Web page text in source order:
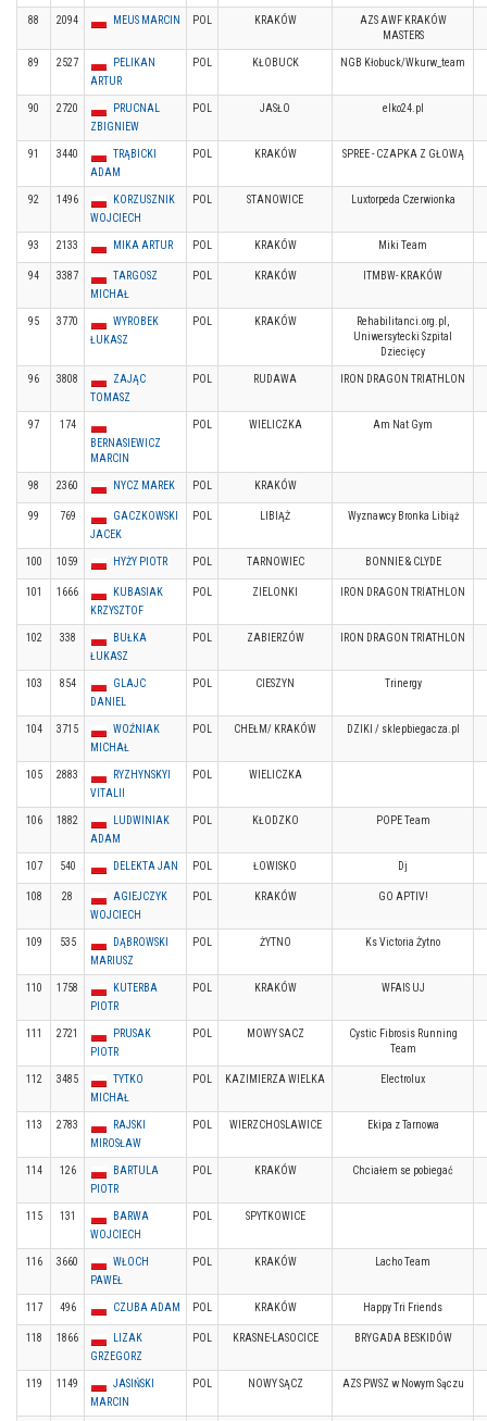
88 2094 MEUS MARCIN POL KRAKÓW
AZS AWF KRAKÓW
MASTERS
89 2527
PELIKAN
ARTUR
POL KŁOBUCK NGB Kłobuck/Wkurw_team
90 2720
PRUCNAL
ZBIGNIEW
POL JASŁO elko24.pl
91 3440
TRĄBICKI
ADAM
POL KRAKÓW SPREE - CZAPKA Z GŁOWĄ
92 1496
KORZUSZNIK
WOJCIECH
POL STANOWICE Luxtorpeda Czerwionka
93 2133 MIKA ARTUR POL KRAKÓW Miki Team
94 3387
TARGOSZ
MICHAŁ
POL KRAKÓW ITMBW- KRAKÓW
95 3770
WYROBEK
ŁUKASZ
POL KRAKÓW
Rehabilitanci.org.pl,
Uniwersytecki Szpital
Dziecięcy
96 3808
ZAJĄC
TOMASZ
POL RUDAWA IRON DRAGON TRIATHLON
97
174
BERNASIEWICZ
MARCIN
POL WIELICZKA Am Nat Gym
98 2360 NYCZ MAREK POL KRAKÓW
99 769
GACZKOWSKI
JACEK
POL LIBIĄŻ Wyznawcy Bronka Libiąż
100 1059 HYŻY PIOTR POL TARNOWIEC BONNIE & CLYDE
101 1666
KUBASIAK
KRZYSZTOF
POL ZIELONKI IRON DRAGON TRIATHLON
102 338
BUŁKA
ŁUKASZ
POL ZABIERZÓW IRON DRAGON TRIATHLON
103 854
GLAJC
DANIEL
POL CIESZYN Trinergy
104 3715
WOŹNIAK
MICHAŁ
POL CHEŁM/ KRAKÓW DZIKI / sklepbiegacza.pl
105 2883
RYZHYNSKYI
VITALII
POL WIELICZKA
106 1882
LUDWINIAK
ADAM
POL KŁODZKO POPE Team
107 540 DELEKTA JAN POL ŁOWISKO Dj
108 28
AGIEJCZYK
WOJCIECH
POL KRAKÓW GO APTIV!
109 535
DĄBROWSKI
MARIUSZ
POL ŻYTNO Ks Victoria Żytno
110 1758
KUTERBA
PIOTR
POL KRAKÓW WFAIS UJ
111 2721
PRUSAK
PIOTR
POL MOWY SACZ
Cystic Fibrosis Running
Team
112 3485
TYTKO
MICHAŁ
POL KAZIMIERZA WIELKA Electrolux
113 2783
RAJSKI
MIROSŁAW
POL WIERZCHOSLAWICE Ekipa z Tarnowa
114 126
BARTULA
PIOTR
POL KRAKÓW Chciałem se pobiegać
115 131
BARWA
WOJCIECH
POL SPYTKOWICE
116 3660
WŁOCH
PAWEŁ
POL KRAKÓW Lacho Team
117 496 CZUBA ADAM POL KRAKÓW Happy Tri Friends
118 1866
LIZAK
GRZEGORZ
POL KRASNE-LASOCICE BRYGADA BESKIDÓW
119 1149
JASIŃSKI
MARCIN
POL NOWY SĄCZ AZS PWSZ w Nowym Sączu